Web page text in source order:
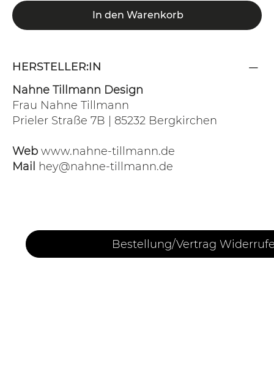
In den Warenkorb
HERSTELLER:IN
Nahne Tillmann Design
Frau Nahne Tillmann
Prieler Straße 7B | 85232 Bergkirchen
Web www.nahne-tillmann.de
Mail hey@nahne-tillmann.de
Bestellung/Vertrag